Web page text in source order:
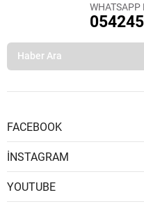
WHATSAPP
FACEBOOK
İNSTAGRAM
YOUTUBE